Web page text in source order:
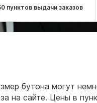
пунктов выдачи заказов
бутона могут
на сайте. Цены в